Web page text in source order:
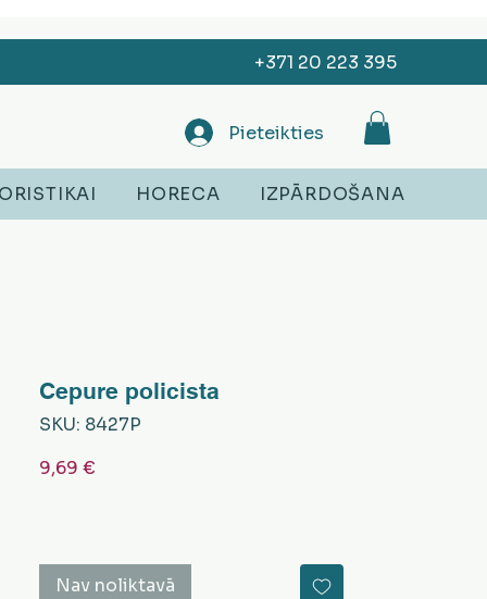
+371 20 223 395
Pieteikties
HORECA IZPĀRDOŠANA
Cepure policista
SKU: 8427P
9,69 €
Nav noliktavā